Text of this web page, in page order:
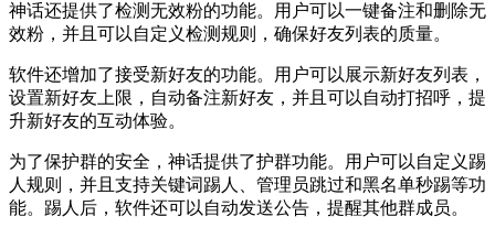
神话还提供了检测无效粉的功能。用户可以一键备注和删除无
效粉，并且可以自定义检测规则，确保好友列表的质量。
软件还增加了接受新好友的功能。用户可以展示新好友列表，
设置新好友上限，自动备注新好友，并且可以自动打招呼，提
升新好友的互动体验。
为了保护群的安全，神话提供了护群功能。用户可以自定义踢
人规则，并且支持关键词踢人、管理员跳过和黑名单秒踢等功
能。踢人后，软件还可以自动发送公告，提醒其他群成员。